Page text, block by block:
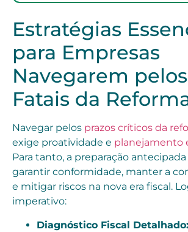
Estratégias
para Empresas
Navegarem
Fatais da
Navegar pelos prazos críticos da
exige proatividade e planejamento
Para tanto, a preparação
garantir conformidade, manter a
e mitigar riscos na nova era fiscal.
imperativo:
Diagnóstico Fiscal Detalhado: